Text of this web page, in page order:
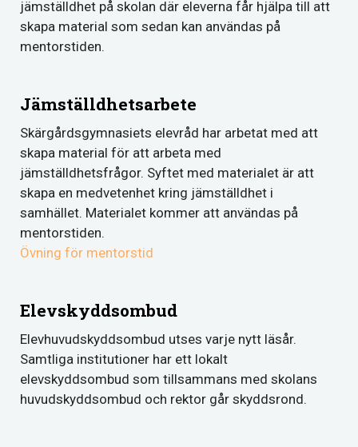
jämställdhet på skolan där eleverna får hjälpa till att
skapa material som sedan kan användas på
mentorstiden.
Jämställdhetsarbete
Skärgårdsgymnasiets elevråd har arbetat med att
skapa material för att arbeta med
jämställdhetsfrågor. Syftet med materialet är att
skapa en medvetenhet kring jämställdhet i
samhället. Materialet kommer att användas på
mentorstiden.
Övning för mentorstid
Elevskyddsombud
Elevhuvudskyddsombud utses varje nytt läsår.
Samtliga institutioner har ett lokalt
elevskyddsombud som tillsammans med skolans
huvudskyddsombud och rektor går skyddsrond.